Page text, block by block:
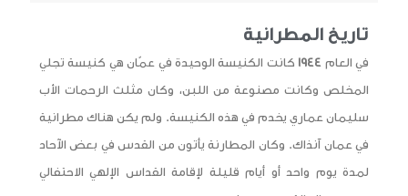
تاريخ المطرانية
في العام 1944 كانت الكنيسة الوحيدة في عمّان هي كنيسة تجلي
المخلص وكانت مصنوعة من اللبن، وكان مثلث الرحمات الأب
سليمان عماري يخدم في هذه الكنيسة. ولم يكن هناك مطرانية
في عمان آنذاك. وكان المطارنة يأتون من القدس في بعض الآحاد
لمدة يوم واحد أو أيام قليلة لإقامة القداس الإلهي الاحتفالي